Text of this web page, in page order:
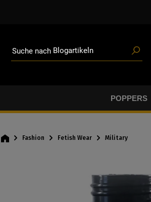
POPPERS
Fashion Fetish Wear Military
Suche nach Marken